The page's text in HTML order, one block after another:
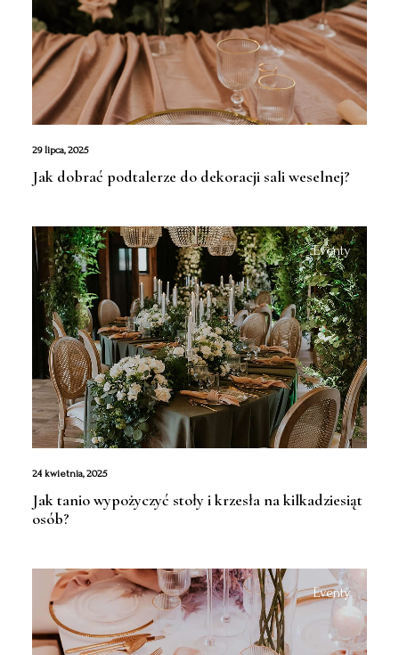
29 lipca, 2025
Jak dobrać podtalerze do dekoracji sali weselnej?
Eventy
24 kwietnia, 2025
Jak tanio wypożyczyć stoły i krzesła na kilkadziesiąt
osób?
Eventy